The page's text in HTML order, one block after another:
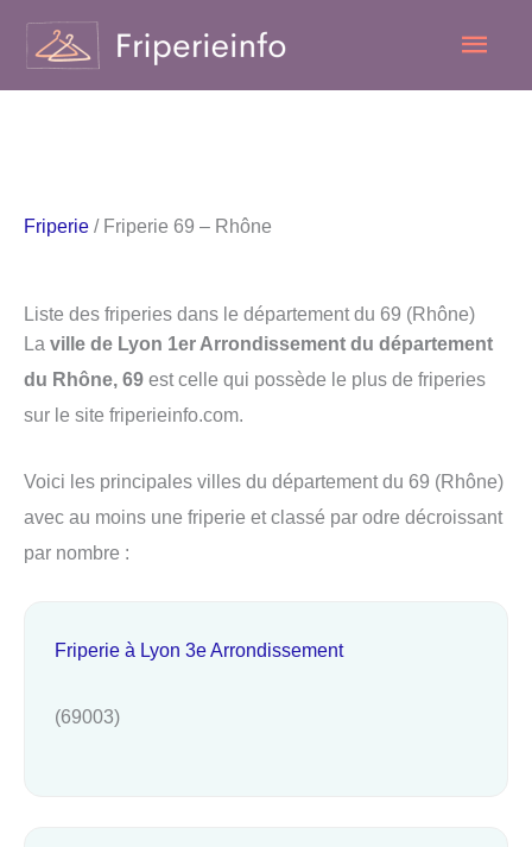
contenu
Friperie / Friperie 69 – Rhône
Liste des friperies dans le département du 69 (Rhône)
La ville de Lyon 1er Arrondissement du département
du Rhône, 69 est celle qui possède le plus de friperies
sur le site friperieinfo.com.
Voici les principales villes du département du 69 (Rhône)
avec au moins une friperie et classé par odre décroissant
par nombre :
Friperie à Lyon 3e Arrondissement
(69003)